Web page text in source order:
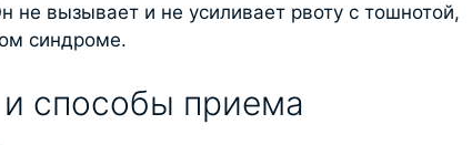
не вызывает и не усиливает рвоту с тошнотой,
синдроме.
способы приема